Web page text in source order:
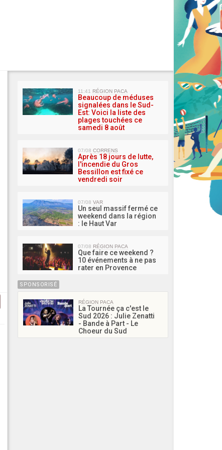
MA
11:41 RÉGION PACA
Beaucoup de méduses
signalées dans le Sud-
Est: Voici la liste des
plages touchées ce
samedi 8 août
07/08 CORRENS
Après 18 jours de lutte,
l'incendie du Gros
Bessillon est fixé ce
vendredi soir
07/08 VAR
Un seul massif fermé ce
weekend dans la région
: le Haut Var
07/08 RÉGION PACA
Que faire ce weekend ?
10 événements à ne pas
rater en Provence
SPONSORISÉ
RÉGION PACA
La Tournée ça c'est le
Sud 2026 : Julie Zenatti
- Bande à Part - Le
Choeur du Sud